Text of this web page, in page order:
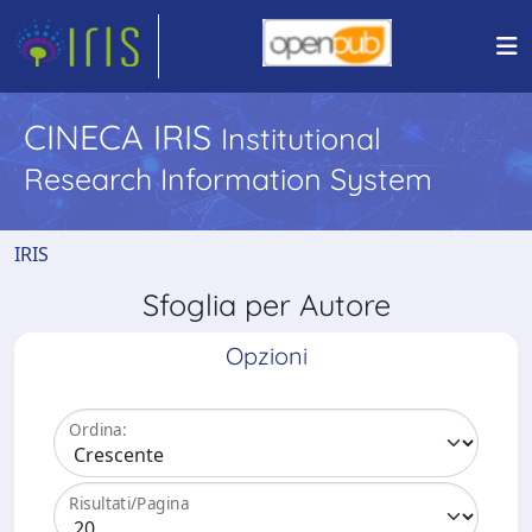
CINECA IRIS Institutional
Research Information System
IRIS
Sfoglia per Autore
Opzioni
Ordina:
Risultati/Pagina